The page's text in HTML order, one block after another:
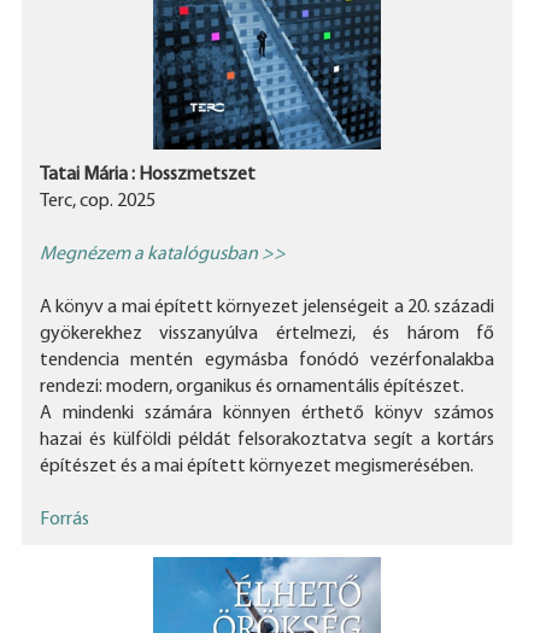
Tatai Mária : Hosszmetszet
Terc, cop. 2025
Megnézem a katalógusban >>
A könyv a mai épített környezet jelenségeit a 20. századi
gyökerekhez visszanyúlva értelmezi, és három fő
tendencia mentén egymásba fonódó vezérfonalakba
rendezi: modern, organikus és ornamentális építészet.
A mindenki számára könnyen érthető könyv számos
hazai és külföldi példát felsorakoztatva segít a kortárs
építészet és a mai épített környezet megismerésében.
Forrás